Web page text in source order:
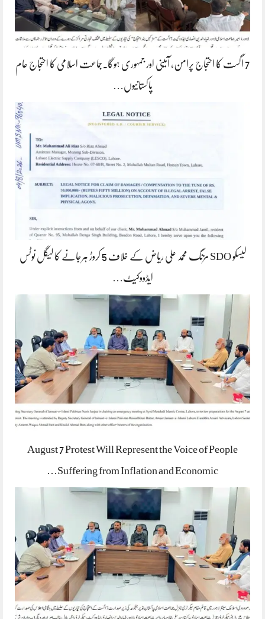
7 اگست کا احتجاج پرامن، آئینی اور جمہوری ہوگا۔جماعت اسلامی کا احتجاج عام
پاکستانیوں…
لیسکو SDO مزنگ محمد علی ریاض کے خلاف 5 کروڑ ہرجانے کا لیگل نوٹس
ایڈووکیٹ…
August 7 Protest Will Represent the Voice of People
Suffering from Inflation and Economic…